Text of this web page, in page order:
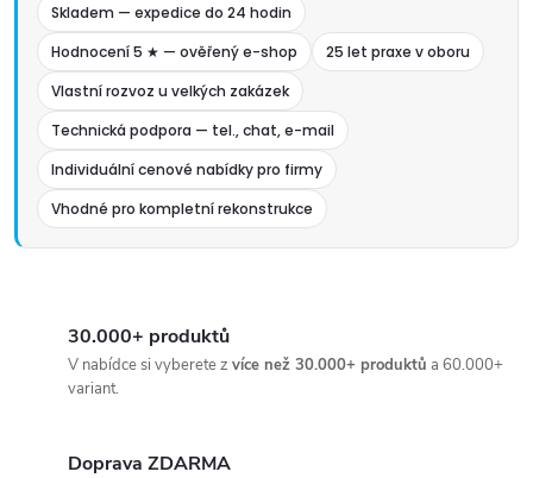
Skladem — expedice do 24 hodin
Hodnocení 5 ★ — ověřený e-shop
25 let praxe v oboru
Vlastní rozvoz u velkých zakázek
Technická podpora — tel., chat, e-mail
Individuální cenové nabídky pro firmy
Vhodné pro kompletní rekonstrukce
30.000+ produktů
V nabídce si vyberete z více než 30.000+ produktů a 60.000+
variant.
Doprava ZDARMA